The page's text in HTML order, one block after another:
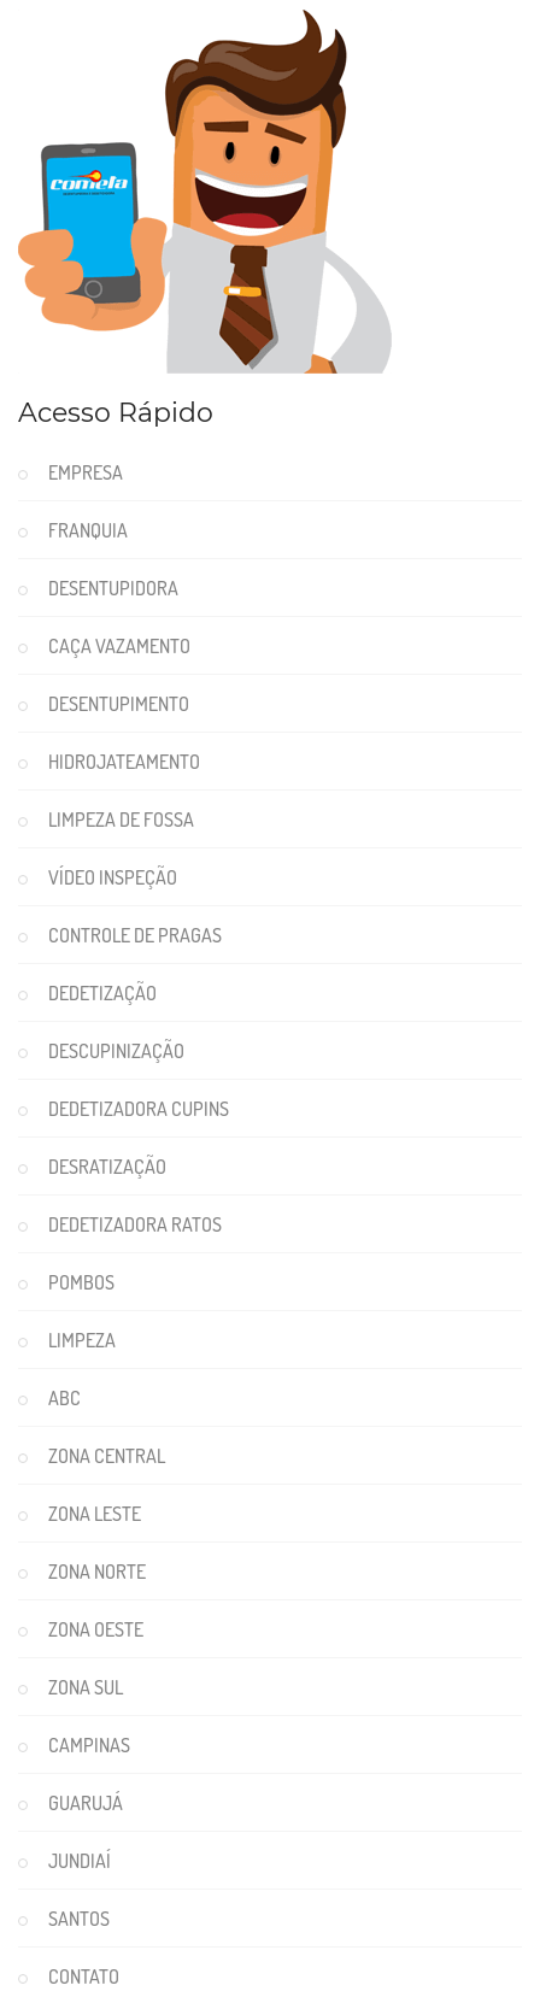
Acesso Rápido
EMPRESA
FRANQUIA
DESENTUPIDORA
CAÇA VAZAMENTO
DESENTUPIMENTO
HIDROJATEAMENTO
LIMPEZA DE FOSSA
VÍDEO INSPEÇÃO
CONTROLE DE PRAGAS
DEDETIZAÇÃO
DESCUPINIZAÇÃO
DEDETIZADORA CUPINS
DESRATIZAÇÃO
DEDETIZADORA RATOS
POMBOS
LIMPEZA
ABC
ZONA CENTRAL
ZONA LESTE
ZONA NORTE
ZONA OESTE
ZONA SUL
CAMPINAS
GUARUJÁ
JUNDIAÍ
SANTOS
CONTATO